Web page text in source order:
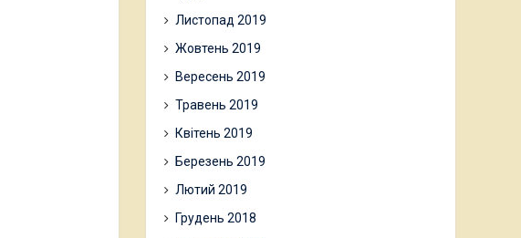
Листопад 2019
Жовтень 2019
Вересень 2019
Травень 2019
Квітень 2019
Березень 2019
Лютий 2019
Грудень 2018